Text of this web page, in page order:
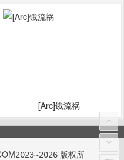
[Arc]饿流祸
2023~2026 版权所